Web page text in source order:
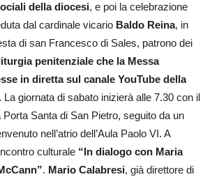
della diocesi, e poi la celebrazione
dal cardinale vicario Baldo Reina, in
di san Francesco di Sales, patrono dei
penitenziale che la Messa
in diretta sul canale YouTube della
La giornata di sabato inizierà alle 7.30 con il
Porta Santa di San Pietro, seguito da un
nell’atrio dell’Aula Paolo VI. A
culturale “In dialogo con Maria
. Mario Calabresi, già direttore di